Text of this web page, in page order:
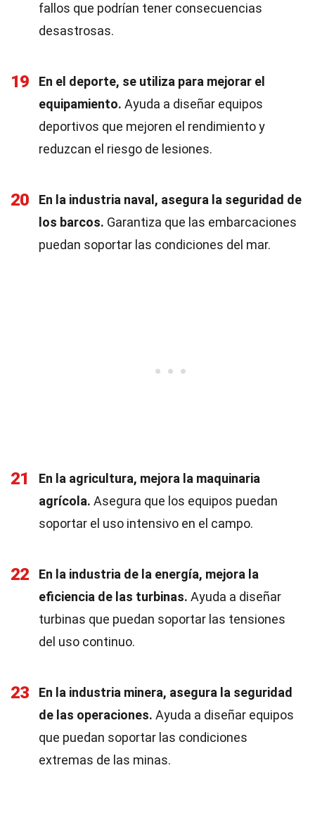
fallos que podrían tener consecuencias
desastrosas.
19
En el deporte, se utiliza para mejorar el
equipamiento. Ayuda a diseñar equipos
deportivos que mejoren el rendimiento y
reduzcan el riesgo de lesiones.
20
En la industria naval, asegura la seguridad de
los barcos. Garantiza que las embarcaciones
puedan soportar las condiciones del mar.
21
En la agricultura, mejora la maquinaria
agrícola. Asegura que los equipos puedan
soportar el uso intensivo en el campo.
22
En la industria de la energía, mejora la
eficiencia de las turbinas. Ayuda a diseñar
turbinas que puedan soportar las tensiones
del uso continuo.
23
En la industria minera, asegura la seguridad
de las operaciones. Ayuda a diseñar equipos
que puedan soportar las condiciones
extremas de las minas.